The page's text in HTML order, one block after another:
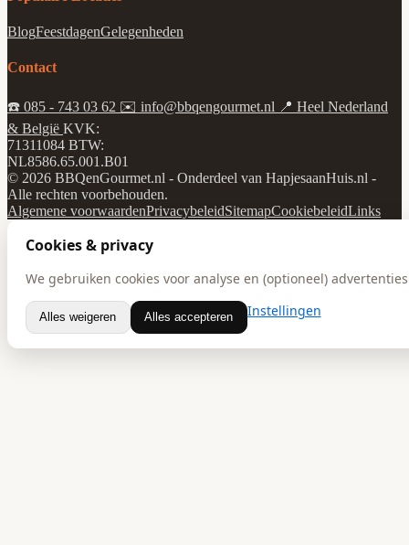
BlogFeestdagenGelegenheden
Contact
☎️ 085 - 743 03 62 ✉️ info@bbqengourmet.nl 📍 Heel Nederland
& België KVK:
71311084 BTW:
NL8586.65.001.B01
© 2026 BBQenGourmet.nl - Onderdeel van HapjesaanHuis.nl -
Alle rechten voorbehouden.
Algemene voorwaardenPrivacybeleidSitemapCookiebeleidLinks
Cookies & privacy
We gebruiken cookies voor analyse en (optioneel)
Alles weigeren Alles accepteren Instellingen